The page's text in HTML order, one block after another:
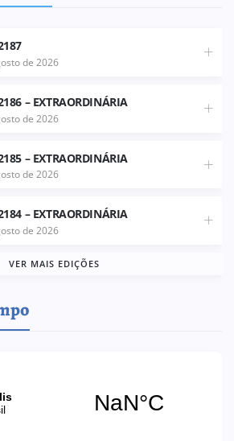
de 2026
– EXTRAORDINÁRIA
de 2026
– EXTRAORDINÁRIA
de 2026
– EXTRAORDINÁRIA
de 2026
VER MAIS EDIÇÕES